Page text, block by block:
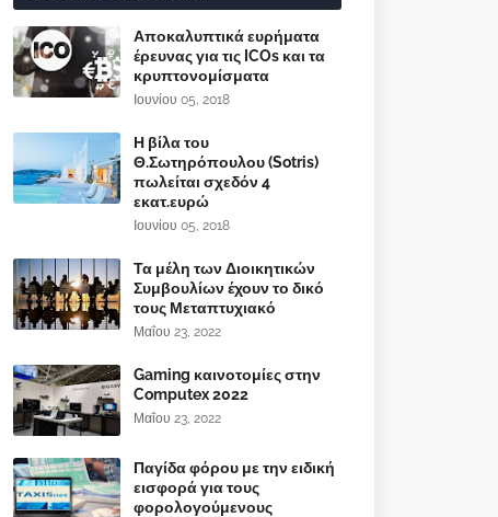
Αποκαλυπτικά ευρήματα
έρευνας για τις ICOs και τα
κρυπτονομίσματα
Ιουνίου 05, 2018
Η βίλα του
Θ.Σωτηρόπουλου (Sotris)
πωλείται σχεδόν 4
εκατ.ευρώ
Ιουνίου 05, 2018
Τα μέλη των Διοικητικών
Συμβουλίων έχουν το δικό
τους Μεταπτυχιακό
Μαΐου 23, 2022
Gaming καινοτομίες στην
Computex 2022
Μαΐου 23, 2022
Παγίδα φόρου με την ειδική
εισφορά για τους
φορολογούμενους